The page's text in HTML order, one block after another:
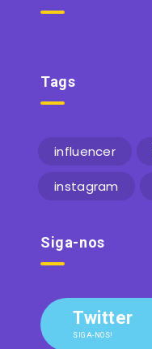
Tags
influencer
instagram
Siga-nos
Twitter
SIGA-NOS!